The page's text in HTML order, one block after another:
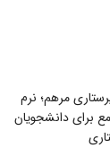
مرهم؛ نرم
برای دانشجویان